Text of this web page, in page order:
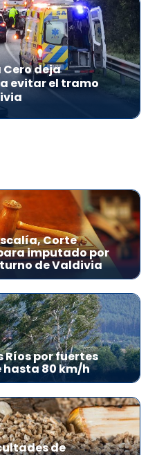
deja
evitar el tramo
Corte
imputado por
de Valdivia
Ríos por fuertes
hasta 80 km/h
de